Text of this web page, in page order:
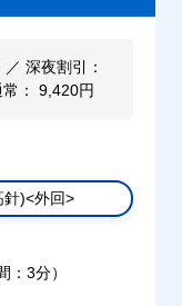
深夜割引：
： 9,420円
針)<外回>
：3分）